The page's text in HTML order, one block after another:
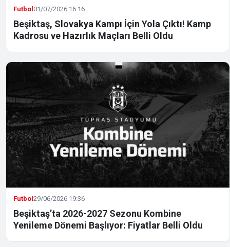
Futbol01/07/2026 16:16
Beşiktaş, Slovakya Kampı İçin Yola Çıktı! Kamp
Kadrosu ve Hazırlık Maçları Belli Oldu
Futbol29/06/2026 19:36
Beşiktaş’ta 2026-2027 Sezonu Kombine
Yenileme Dönemi Başlıyor: Fiyatlar Belli Oldu